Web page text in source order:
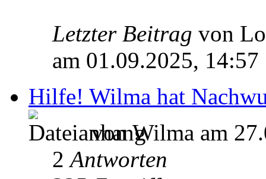
Letzter Beitrag von
am 01.09.2025, 14:57
Hilfe! Wilma hat
von Wilma am
2Antworten